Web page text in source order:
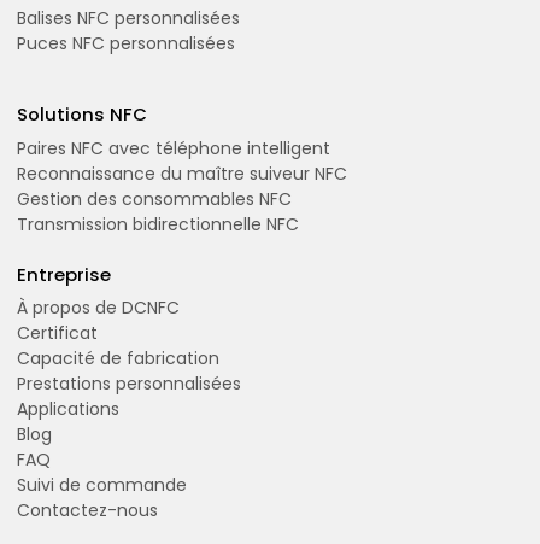
Balises NFC personnalisées
Puces NFC personnalisées
Solutions NFC
Paires NFC avec téléphone intelligent
Reconnaissance du maître suiveur NFC
Gestion des consommables NFC
Transmission bidirectionnelle NFC
Entreprise
À propos de DCNFC
Certificat
Capacité de fabrication
Prestations personnalisées
Applications
Blog
FAQ
Suivi de commande
Contactez-nous